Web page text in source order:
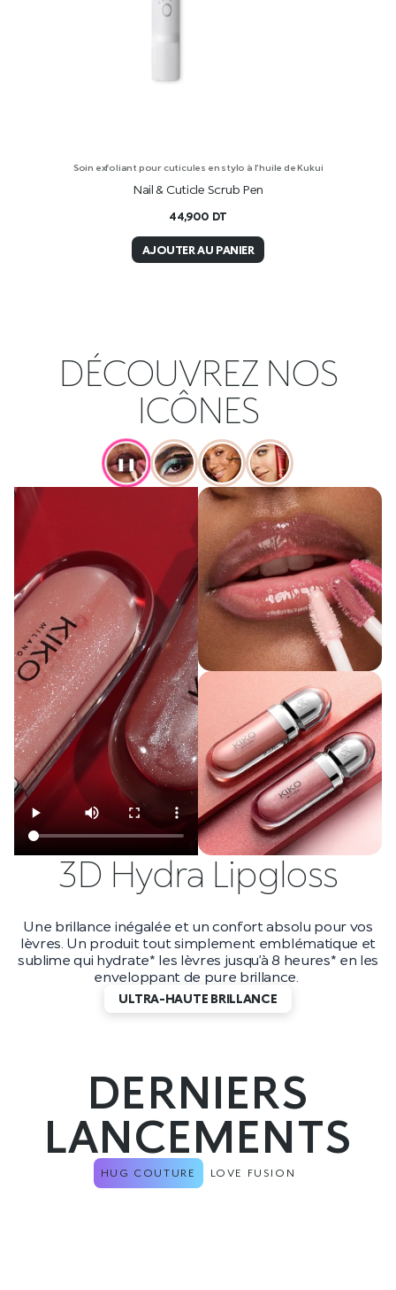
Soin exfoliant pour cuticules en stylo à l’huile de Kukui
Nail & Cuticle Scrub Pen
44,900 DT
AJOUTER AU PANIER
DÉCOUVREZ NOS
ICÔNES
❚❚
3D Hydra Lipgloss
Une brillance inégalée et un confort absolu pour vos
lèvres. Un produit tout simplement emblématique et
sublime qui hydrate* les lèvres jusqu’à 8 heures* en les
enveloppant de pure brillance.
ULTRA-HAUTE BRILLANCE
DERNIERS
LANCEMENTS
HUG COUTURE LOVE FUSION